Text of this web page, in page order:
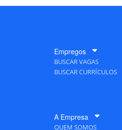
Empregos
BUSCAR VAGAS
BUSCAR CURRÍCULOS
A Empresa
QUEM SOMOS